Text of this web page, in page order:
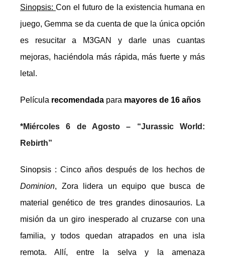
Sinopsis: Con el futuro de la existencia humana en
juego, Gemma se da cuenta de que la única opción
es resucitar a M3GAN y darle unas cuantas
mejoras, haciéndola más rápida, más fuerte y más
letal.
Película recomendada para mayores de 16 años
*Miércoles 6 de Agosto – “Jurassic World:
Rebirth”
Sinopsis : Cinco años después de los hechos de
Dominion, Zora lidera un equipo que busca de
material genético de tres grandes dinosaurios. La
misión da un giro inesperado al cruzarse con una
familia, y todos quedan atrapados en una isla
remota. Allí, entre la selva y la amenaza